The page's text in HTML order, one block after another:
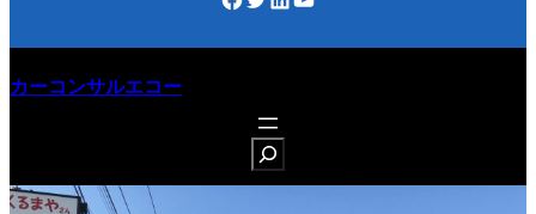
カーコンサルエコー
e